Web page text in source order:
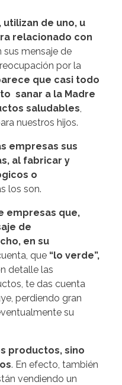
utilizan de uno, u
relacionado con
sus mensaje de
por la
arece que casi todo
sanar a la Madre
saludables,
nuestros hijos.
empresas sus
al fabricar y
o
los son.
empresas que,
de
en su
que “lo verde”,
detalle las
te das cuenta
perdiendo gran
su
productos, sino
. En efecto, también
vendiendo un